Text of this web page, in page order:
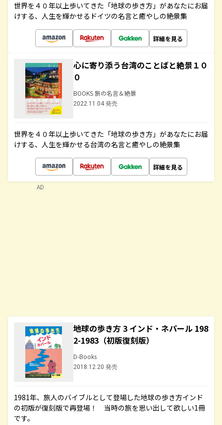
世界を４０年以上歩いてきた「地球の歩き方」があなたにお届
けする、人生を輝かせるドイツの名言と癒やしの絶景集
詳細を見る
心に寄り添う台湾のことばと絶景１０
０
BOOKS 旅の名言＆絶景
2022.11.04 発売
世界を４０年以上歩いてきた「地球の歩き方」があなたにお届
けする、人生を輝かせる台湾の名言と癒やしの絶景集
詳細を見る
地球の歩き方 3 インド・ネパール 198
2-1983（初版復刻版）
D-Books
2018.12.20 発売
1981年、旅人のバイブルとして登場した地球の歩き方インド
の初版が復刻版で再登場！ 当時の旅を思い出して欲しい1冊
です。
AD